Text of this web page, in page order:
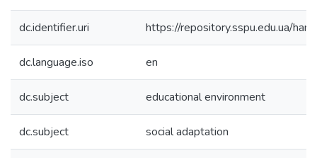
dc.identifier.uri https://repository.sspu.edu.ua/
dc.language.iso en
dc.subject educational environment
dc.subject social adaptation